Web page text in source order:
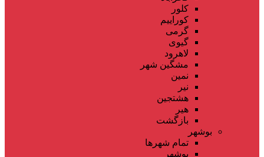
کلور
کوراییم
گرمی
گیوی
لاهرود
مشگین شهر
نمین
نیر
هشتجین
هیر
بازگشت
بوشهر
تمام شهر‌ها
بوشهر